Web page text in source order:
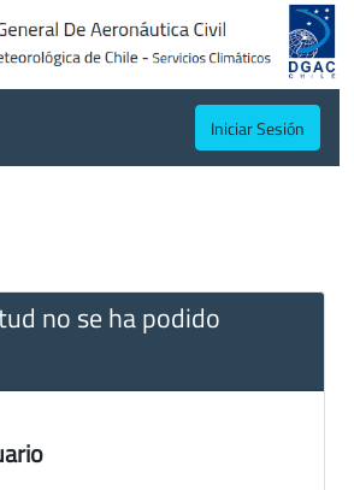
Iniciar Sesión
no se ha podido